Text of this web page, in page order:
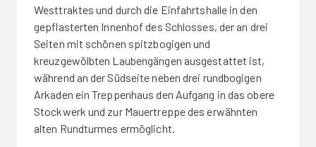
Westtraktes und durch die Einfahrtshalle in den
gepflasterten Innenhof des Schlosses, der an drei
Seiten mit schönen spitzbogigen und
kreuzgewölbten Laubengängen ausgestattet ist,
während an der Südseite neben drei rundbogigen
Arkaden ein Treppenhaus den Aufgang in das obere
Stockwerk und zur Mauertreppe des erwähnten
alten Rundturmes ermöglicht.